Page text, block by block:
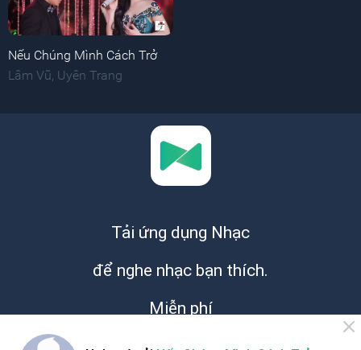
Nếu Chúng Mình Cách Trở
Lâm Vũ, Uyên Trang
Tải ứng dụng Nhạc
để nghe nhạc bạn thích.
Miễn phí